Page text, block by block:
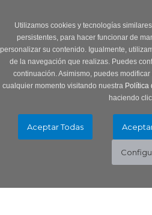
Utilizamos cookies y tecnologías
persistentes, para hacer funcionar de
personalizar su contenido. Igualmente,
de la navegación que realizas. Puedes
continuación. Asimismo, puedes
cualquier momento visitando nuestra Política
haciendo clic